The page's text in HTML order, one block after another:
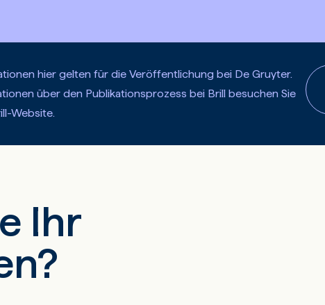
hier gelten für die Veröffentlichung bei De Gruyter.
über den Publikationsprozess bei Brill besuchen Sie
Website.
Ihr